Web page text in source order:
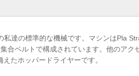
達の標準的な機械です。マシンはPla
合ベルトで構成されています。他のアク
たホッパードライヤーです。